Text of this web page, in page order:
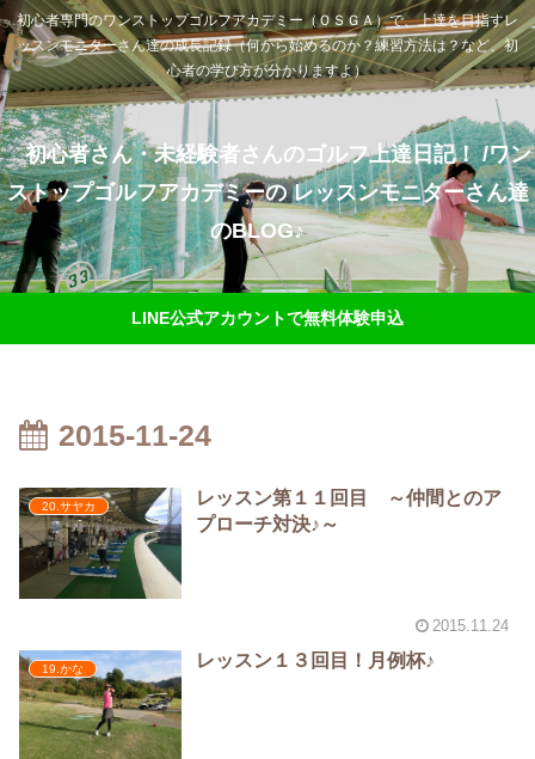
初心者専門のワンストップゴルフアカデミー（ＯＳＧＡ）で、上達を目指すレ
ッスンモニターさん達の成長記録（何から始めるのか？練習方法は？など、初
心者の学び方が分かりますよ）
初心者さん・未経験者さんのゴルフ上達日記！ /ワン
ストップゴルフアカデミーの レッスンモニターさん達
のBLOG♪
LINE公式アカウントで無料体験申込
2015-11-24
20.サヤカ
レッスン第１１回目 ～仲間とのア
プローチ対決♪～
2015.11.24
19.かな レッスン１３回目！月例杯♪